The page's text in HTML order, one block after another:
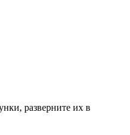
разверните их в